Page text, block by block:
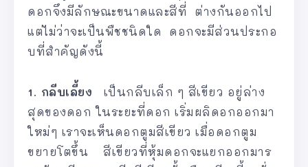
ดอกจึงมีลักษณะขนาดและสีที่ ต่างกันออกไป
แต่ไม่ว่าจะเป็นพืชชนิดใด ดอกจะมีส่วนประกอ
บที่สําคัญดังนี้
1. กลีบเลี้ยง เป็นกลีบเล็ก ๆ สีเขียว อยู่ล่าง
สุดของดอก ในระยะที่ดอก เริ่มผลิดอกออกมา
ใหม่ๆ เราจะเห็นดอกตูมสีเขียว เมื่อดอกตูม
ขยายโตขึ้น สีเขียวที่หุ้มดอกจะแยกออกมาร